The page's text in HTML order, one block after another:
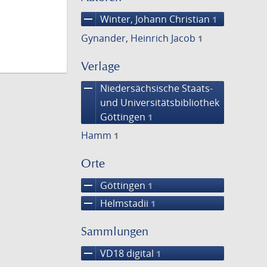
remove Winter, Johann Christian 1
Gynander, Heinrich Jacob 1
Verlage
remove
Niedersächsische Staats-
und Universitätsbibliothek
Göttingen 1
Hamm 1
Orte
remove Göttingen 1
remove Helmstadii 1
Sammlungen
remove VD18 digital 1